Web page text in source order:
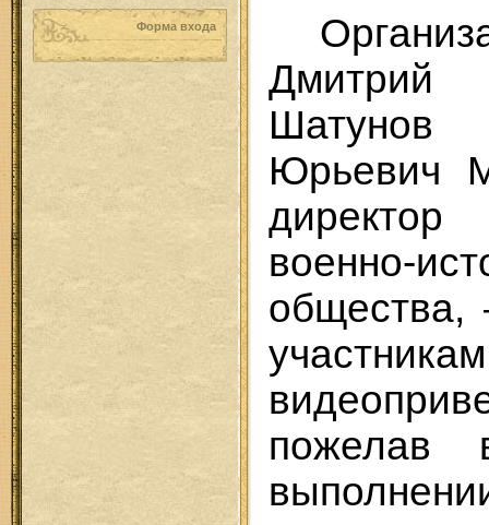
Форма входа
Дмитрий
Юрьевич
военно-
общества,
пожелав